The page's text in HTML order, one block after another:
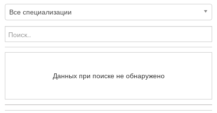
Все специализации
Данных при поиске не обнаружено